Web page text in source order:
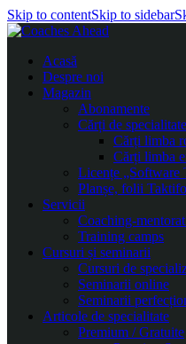
Skip to contentSkip to sidebar
Acasă
Despre noi
Magazin
Abonamente
Cărți de specialitate
Cărți limba
Cărți limba
Licențe „Software
Planșe, folii
Servicii
Coaching-
Training camps
Cursuri și seminarii
Cursuri de
Seminarii online
Seminarii
Articole de specialitate
Premium / Gratuite